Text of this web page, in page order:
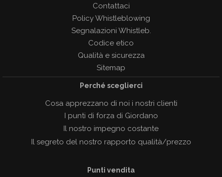
Contattaci
Policy Whistleblowing
Segnalazioni Whistleb.
Codice etico
Qualità e sicurezza
Sitemap
Perché sceglierci
Cosa apprezzano di noi i nostri clienti
I punti di forza di Giordano
Il nostro impegno costante
Il segreto del nostro rapporto qualità/prezzo
Punti vendita